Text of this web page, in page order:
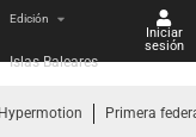
Edición
Islas Baleares
Iniciar
sesión
Primera